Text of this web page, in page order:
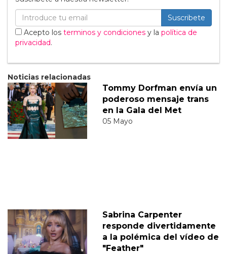
Suscribete
Acepto los terminos y condiciones y la política de
privacidad.
Noticias relacionadas
Tommy Dorfman envía un
poderoso mensaje trans
en la Gala del Met
05 Mayo
Sabrina Carpenter
responde divertidamente
a la polémica del vídeo de
"Feather"